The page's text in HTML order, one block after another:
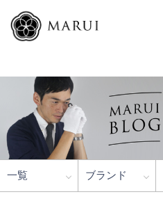
一覧 ブランド